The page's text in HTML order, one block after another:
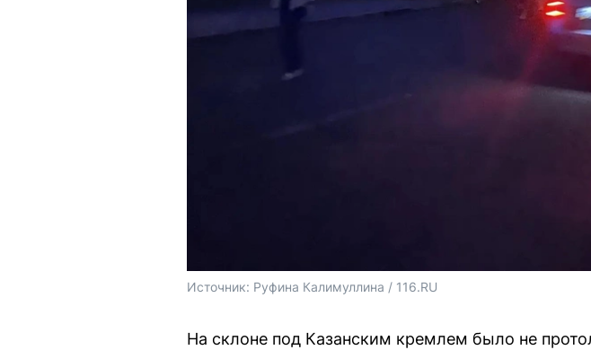
Источник: Руфина Калимуллина / 116.RU
На склоне под Казанским кремлем было не